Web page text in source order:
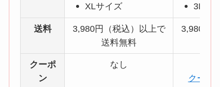
XLサイズ
3Lサ
送料
3,980円（税込）以上で
送料無料
3,980円
クーポ
ン
なし
クーポ